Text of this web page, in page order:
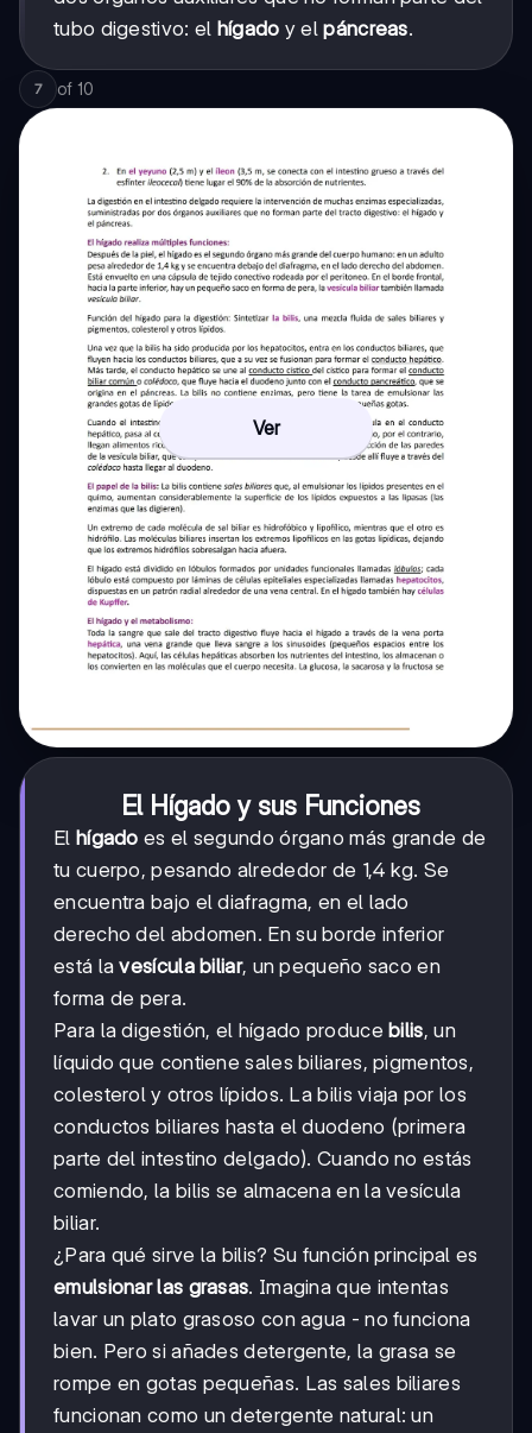
tubo digestivo: el hígado y elpáncreas.
7 of 10
Ver
El Hígado y sus Funciones
El hígado es el segundo órgano más grande de
tu cuerpo, pesando alrededor de 1,4 kg. Se
encuentra bajo el diafragma, en el lado
derecho del abdomen. En su borde inferior
está lavesícula biliar, un pequeño saco en
forma de pera.
Para la digestión, el hígado producebilis, un
líquido que contiene sales biliares, pigmentos,
colesterol y otros lípidos. La bilis viaja por los
conductos biliares hasta el duodeno (primera
parte del intestino delgado). Cuando no estás
comiendo, la bilis se almacena en la vesícula
biliar.
¿Para qué sirve la bilis? Su función principal es
emulsionar las grasas. Imagina que intentas
lavar un plato grasoso con agua - no funciona
bien. Pero si añades detergente, la grasa se
rompe en gotas pequeñas. Las sales biliares
funcionan como un detergente natural: un